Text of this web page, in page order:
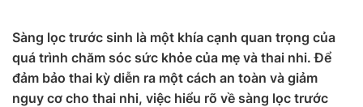
Sàng lọc trước sinh là một khía cạnh quan trọng của
quá trình chăm sóc sức khỏe của mẹ và thai nhi. Để
đảm bảo thai kỳ diễn ra một cách an toàn và giảm
nguy cơ cho thai nhi, việc hiểu rõ về sàng lọc trước